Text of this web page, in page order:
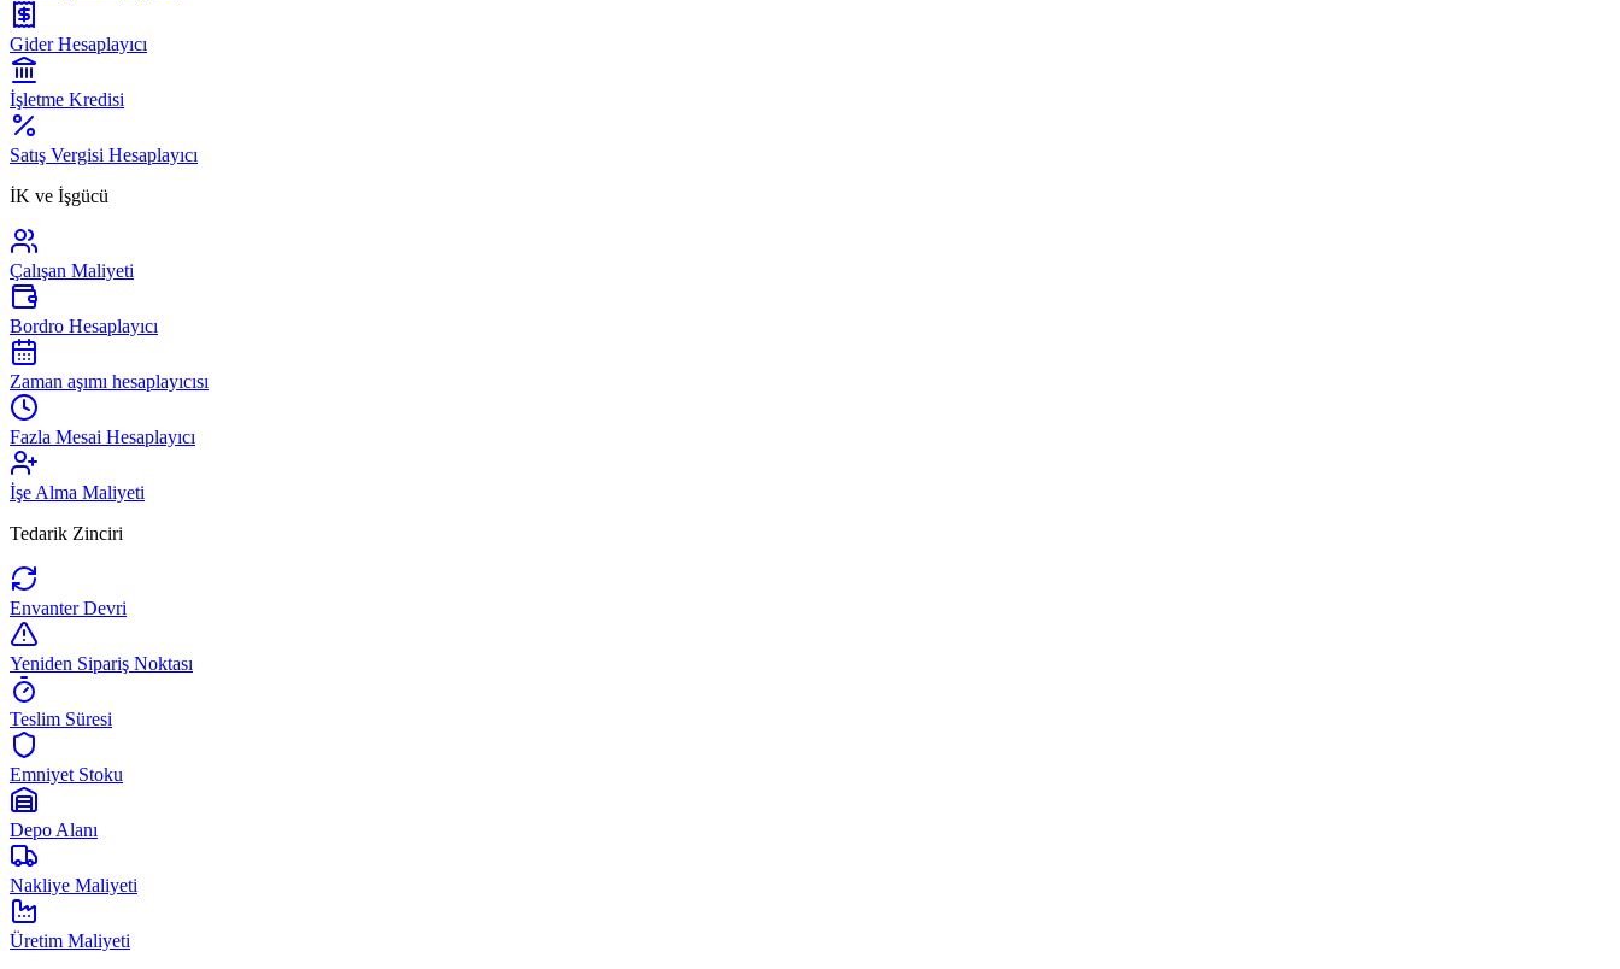
Gider Hesaplayıcı
İşletme Kredisi
Satış Vergisi Hesaplayıcı
İK ve İşgücü
Çalışan Maliyeti
Bordro Hesaplayıcı
Zaman aşımı hesaplayıcısı
Fazla Mesai Hesaplayıcı
İşe Alma Maliyeti
Tedarik Zinciri
Envanter Devri
Yeniden Sipariş Noktası
Teslim Süresi
Emniyet Stoku
Depo Alanı
Nakliye Maliyeti
Üretim Maliyeti